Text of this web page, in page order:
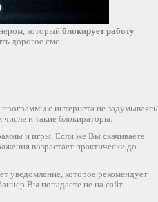
который блокирует работу
дорогое смс.
с интернета не задумываясь
и такие блокираторы.
и игры. Если же Вы скачиваете
возрастает практически до
уведомление, которое рекомендует
Вы попадаете не на сайт